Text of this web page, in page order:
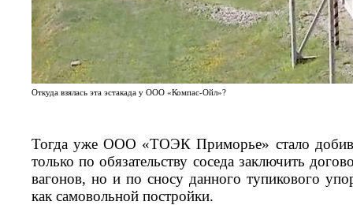
Откуда взялась эта эстакада у ООО «Компас-Ойл»?
Тогда уже ООО «ТОЭК Приморье» стало
только по обязательству соседа заключить
вагонов, но и по сносу данного тупикового
как самовольной постройки.